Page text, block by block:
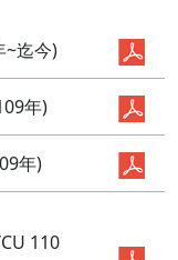
~迄今)
年)
年)
110